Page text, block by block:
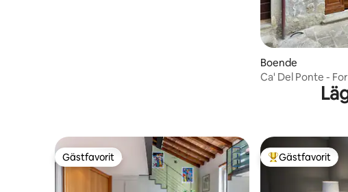
Boende
Ca' Del Ponte -
Gästfavorit
Gästfavorit Populär gästfavorit
Gästfavorit